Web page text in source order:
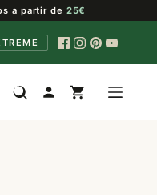
a partir de 25€